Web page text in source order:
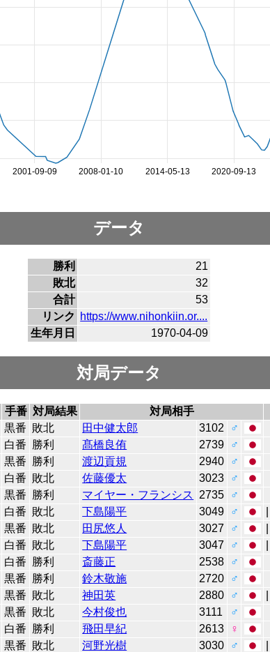
2001-09-09 2008-01-10 2014-05-13 2020-09-13
データ
勝利
21
敗北
32
合計
53
リンク
https://www.nihonkiin.or....
生年月日
1970-04-09
対局データ
手番 対局結果 対局相手
黒番 敗北 田中健太郎 3102
♂
白番 勝利 髙橋良侑 2739
♂
黒番 勝利 渡辺貢規 2940
♂
白番 敗北 佐藤優太 3023
♂
黒番 勝利 マイヤー・フランシス 2735
♂
白番 敗北 下島陽平 3049 ♂
黒番 敗北 田尻悠人 3027 ♂
白番 敗北 下島陽平 3047 ♂
白番 勝利 斎藤正 2538
♂
黒番 勝利 鈴木敬施 2720
♂
黒番 敗北 神田英 2880 ♂
黒番 敗北 今村俊也 3111
♂
白番 勝利 飛田早紀 2613
♀
黒番 敗北 河野光樹 3030 ♂